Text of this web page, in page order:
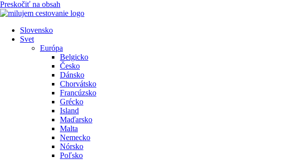
Preskočiť na obsah
Slovensko
Svet
Európa
Belgicko
Česko
Dánsko
Chorvátsko
Francúzsko
Grécko
Island
Maďarsko
Malta
Nemecko
Nórsko
Poľsko